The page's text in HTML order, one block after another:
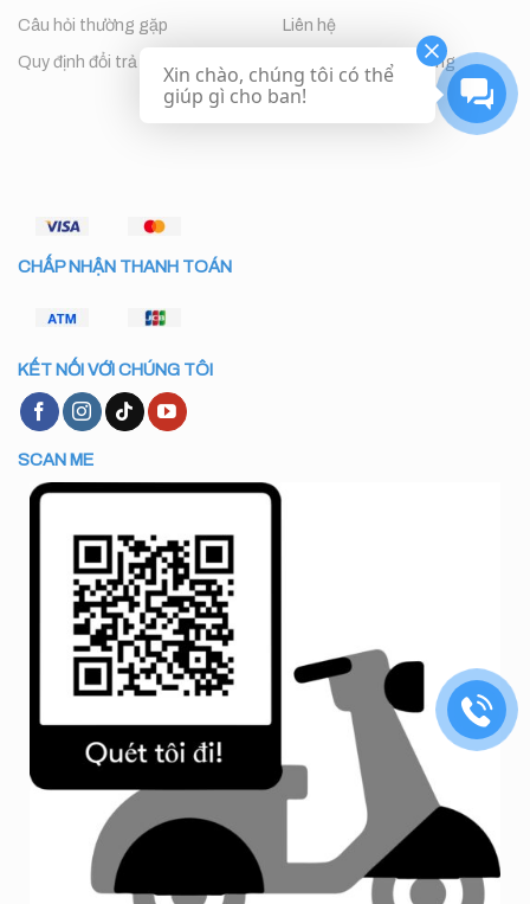
Câu hỏi thường gặp
Quy định đổi trả
Liên hệ
Chăm sóc khách hàng
CHẤP NHẬN THANH TOÁN
KẾT NỐI VỚI CHÚNG TÔI
SCAN ME
Xin chào, chúng tôi có thể
giúp gì cho ban!